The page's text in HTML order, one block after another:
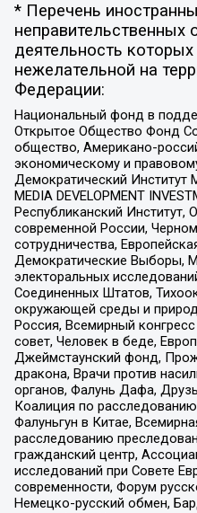
* Перечень
неправительственных
деятельность которых
нежелательной на
Федерации:
Национальный фонд в
Открытое Общество Фонд
общество, Американо-
экономическому и
Демократический
MEDIA DEVELOPMENT
Республиканский Институт,
современной России,
сотрудничества,
Демократические Выборы,
электоральных
Соединенных Штатов,
окружающей среды и
Россия, Всемирный
совет, Человек в беде,
Джеймстаунский фонд,
дракона, Врачи против
органов, Фалунь Дафа,
Коалиция по
Фалуньгун в Китае,
расследованию
гражданский центр,
исследований при Совете
современности, Форум
Немецко-русский обмен,